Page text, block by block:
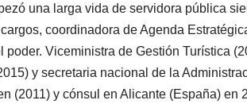
una larga vida de servidora pública
coordinadora de Agenda
Viceministra de Gestión Turística
y secretaria nacional de la
(2011) y cónsul en Alicante (España)